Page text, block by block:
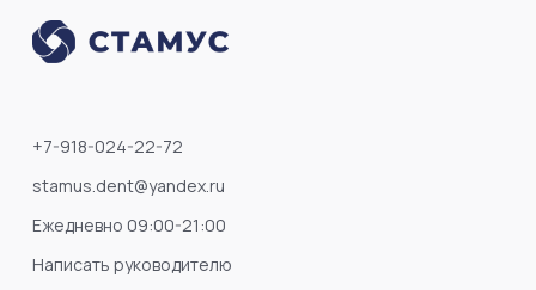
+7-918-024-22-72
stamus.dent@yandex.ru
Ежедневно 09:00-21:00
Написать руководителю